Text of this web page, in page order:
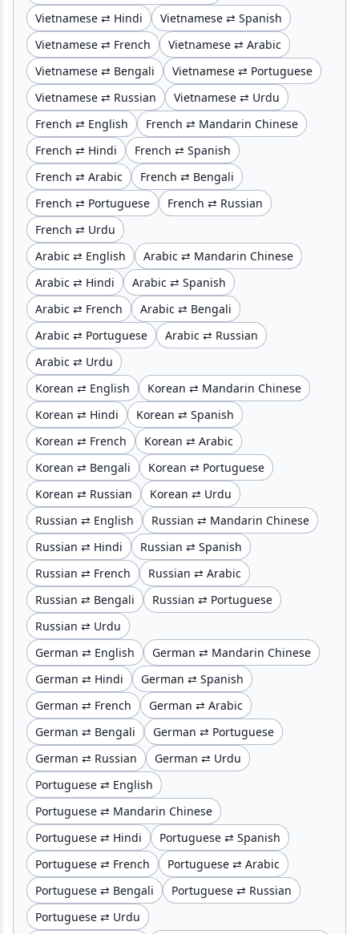
Vietnamese ⇄ Hindi
Vietnamese ⇄ Spanish
Vietnamese ⇄ French
Vietnamese ⇄ Arabic
Vietnamese ⇄ Bengali
Vietnamese ⇄ Portuguese
Vietnamese ⇄ Russian
Vietnamese ⇄ Urdu
French ⇄ English
French ⇄ Mandarin Chinese
French ⇄ Hindi
French ⇄ Spanish
French ⇄ Arabic
French ⇄ Bengali
French ⇄ Portuguese
French ⇄ Russian
French ⇄ Urdu
Arabic ⇄ English
Arabic ⇄ Mandarin Chinese
Arabic ⇄ Hindi
Arabic ⇄ Spanish
Arabic ⇄ French
Arabic ⇄ Bengali
Arabic ⇄ Portuguese
Arabic ⇄ Russian
Arabic ⇄ Urdu
Korean ⇄ English
Korean ⇄ Mandarin Chinese
Korean ⇄ Hindi
Korean ⇄ Spanish
Korean ⇄ French
Korean ⇄ Arabic
Korean ⇄ Bengali
Korean ⇄ Portuguese
Korean ⇄ Russian
Korean ⇄ Urdu
Russian ⇄ English
Russian ⇄ Mandarin Chinese
Russian ⇄ Hindi
Russian ⇄ Spanish
Russian ⇄ French
Russian ⇄ Arabic
Russian ⇄ Bengali
Russian ⇄ Portuguese
Russian ⇄ Urdu
German ⇄ English
German ⇄ Mandarin Chinese
German ⇄ Hindi
German ⇄ Spanish
German ⇄ French
German ⇄ Arabic
German ⇄ Bengali
German ⇄ Portuguese
German ⇄ Russian
German ⇄ Urdu
Portuguese ⇄ English
Portuguese ⇄ Mandarin Chinese
Portuguese ⇄ Hindi
Portuguese ⇄ Spanish
Portuguese ⇄ French
Portuguese ⇄ Arabic
Portuguese ⇄ Bengali
Portuguese ⇄ Russian
Portuguese ⇄ Urdu